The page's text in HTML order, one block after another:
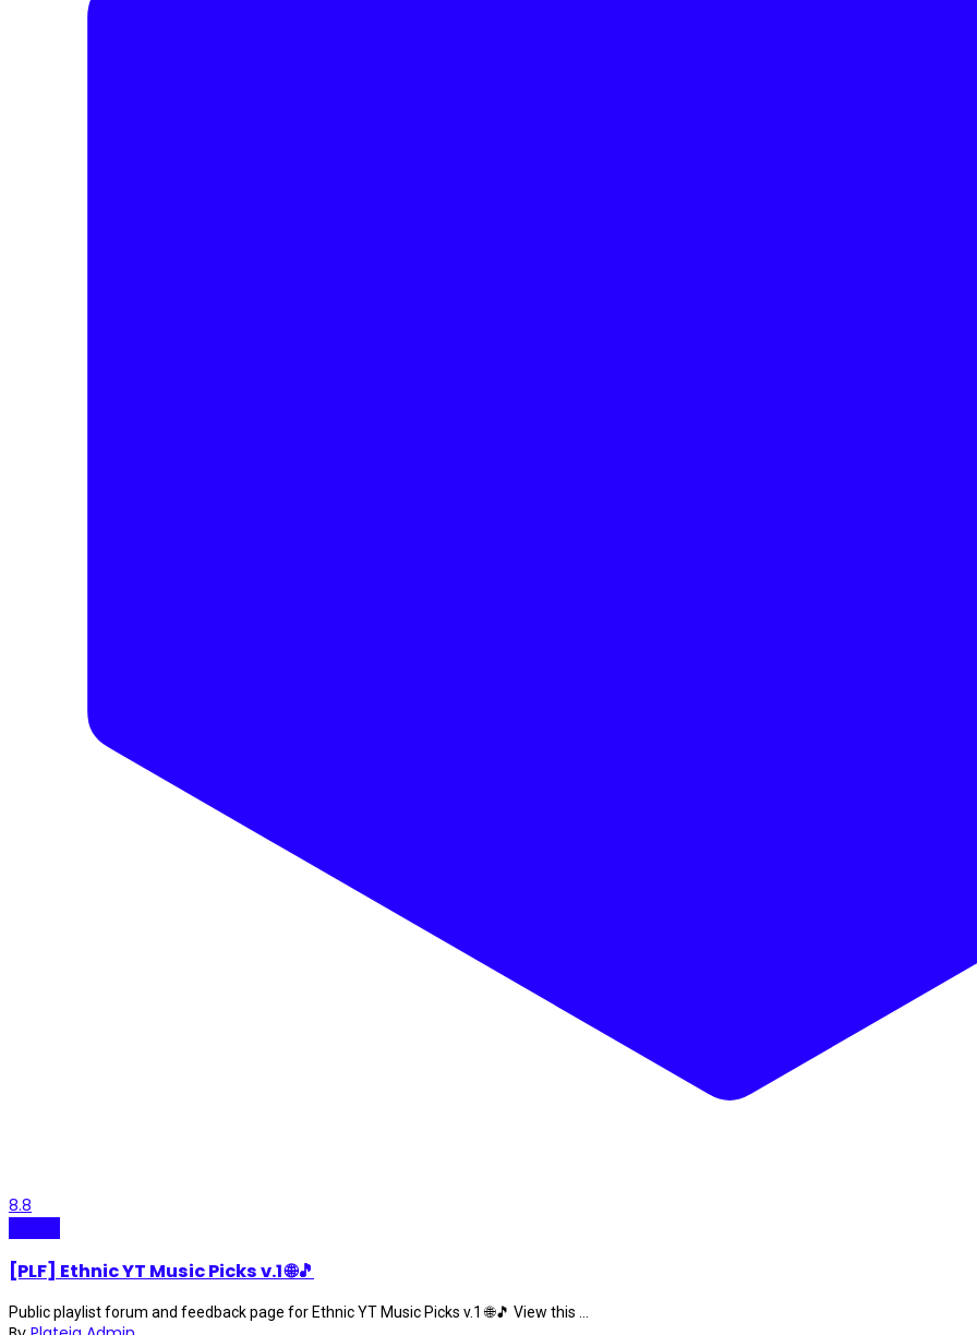
8.8
[PLF] Ethnic YT Music Picks v.1 🌐🎵
Public playlist forum and feedback page for Ethnic YT Music Picks v.1 🌐🎵 View this ...